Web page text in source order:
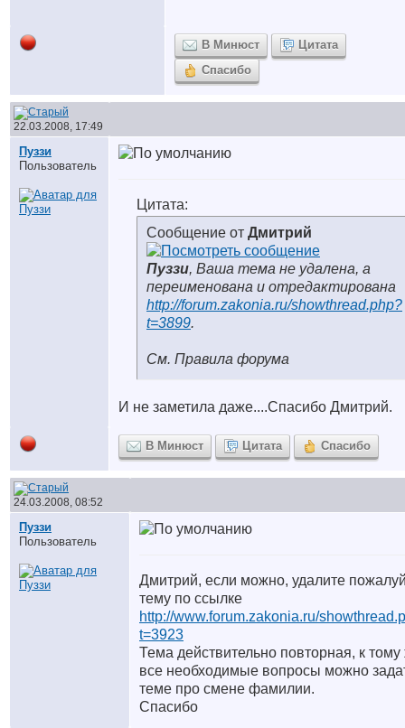
В Минюст
Цитата
Спасибо
22.03.2008, 17:49
Пуззи
Пользователь
Цитата:
Сообщение от Дмитрий
Пуззи, Ваша тема не удалена, а
переименована и отредактирована
http://forum.zakonia.ru/showthread.php?
t=3899.
См. Правила форума
И не заметила даже....Спасибо Дмитрий.
В Минюст Цитата Спасибо
24.03.2008, 08:52
Пуззи
Пользователь
Дмитрий, если можно, удалите
тему по ссылке
http://www.forum.zakonia.ru/
t=3923
Тема действительно повторная, к
все необходимые вопросы можно
теме про смене фамилии.
Спасибо